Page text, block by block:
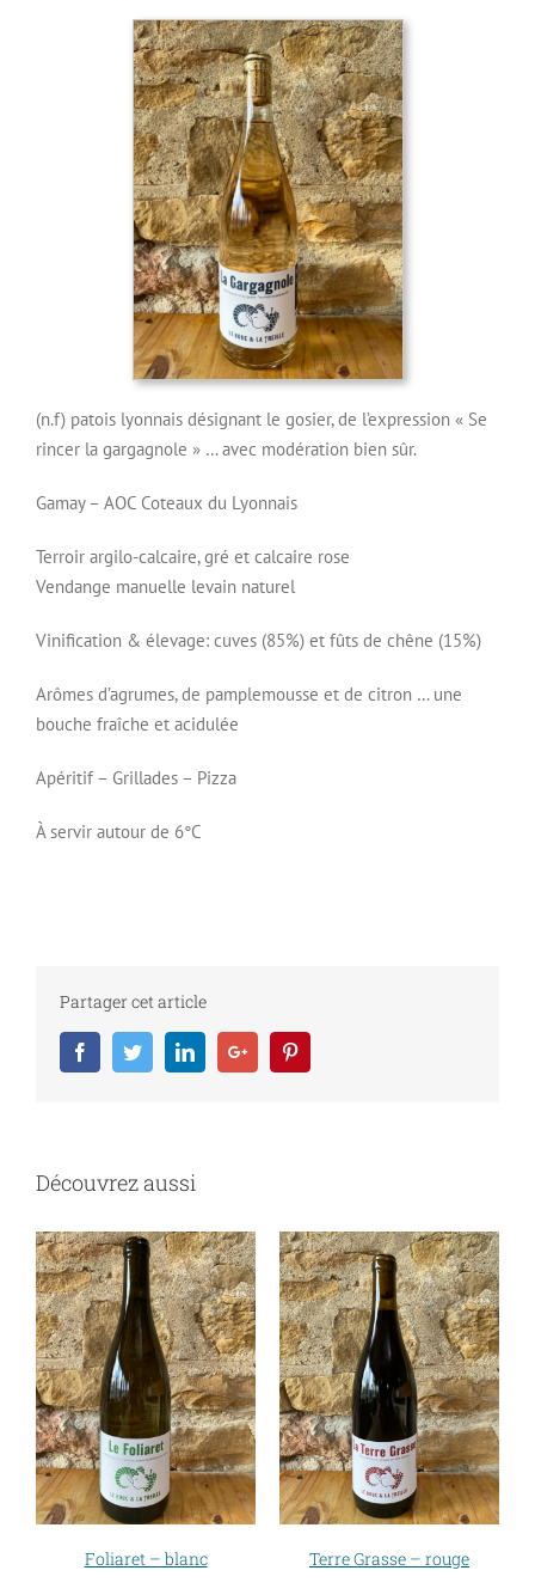
(n.f) patois lyonnais désignant le gosier, de l’expression « Se
rincer la gargagnole » … avec modération bien sûr.
Gamay – AOC Coteaux du Lyonnais
Terroir argilo-calcaire, gré et calcaire rose
Vendange manuelle levain naturel
Vinification & élevage: cuves (85%) et fûts de chêne (15%)
Arômes d’agrumes, de pamplemousse et de citron … une
bouche fraîche et acidulée
Apéritif – Grillades – Pizza
À servir autour de 6°C
Partager cet article
FacebookTwitterLinkedInGoogle+
Découvrez aussi
Foliaret – blanc Terre Grasse – rouge